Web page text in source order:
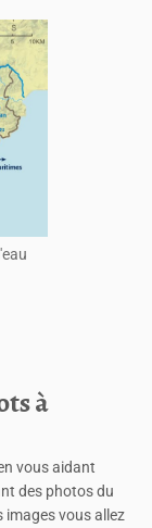
à
vous aidant
des photos du
images vous allez